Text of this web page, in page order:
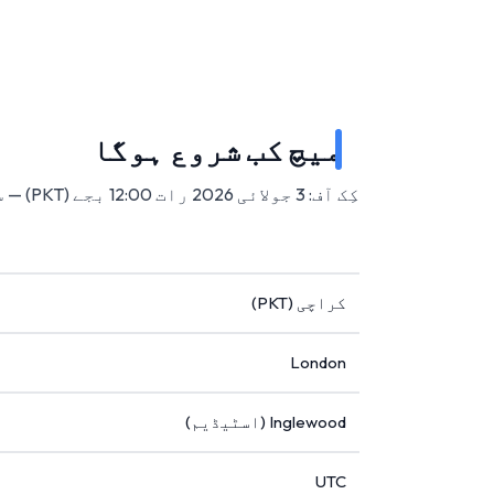
میچ کب شروع ہوگا
کِک آف: 3 جولائی 2026 رات 12:00 بجے (PKT) — سوفائی اسٹیڈیم، انگلووڈ، امریکہ میں۔
کراچی (PKT)
London
Inglewood (اسٹیڈیم)
UTC